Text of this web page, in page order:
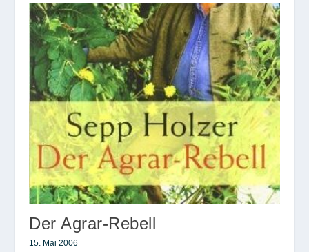
Der Agrar-Rebell
15. Mai 2006